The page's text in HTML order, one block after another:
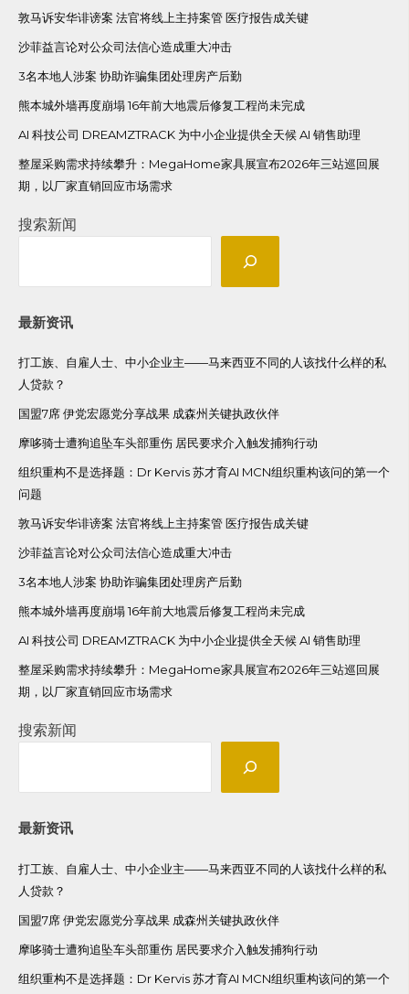
敦马诉安华诽谤案 法官将线上主持案管 医疗报告成关键
沙菲益言论对公众司法信心造成重大冲击
3名本地人涉案 协助诈骗集团处理房产后勤
熊本城外墙再度崩塌 16年前大地震后修复工程尚未完成
AI 科技公司 DREAMZTRACK 为中小企业提供全天候 AI 销售助理
整屋采购需求持续攀升：MegaHome家具展宣布2026年三站巡回展
期，以厂家直销回应市场需求
搜索新闻
最新资讯
打工族、自雇人士、中小企业主——马来西亚不同的人该找什么样的私
人贷款？
国盟7席 伊党宏愿党分享战果 成森州关键执政伙伴
摩哆骑士遭狗追坠车头部重伤 居民要求介入触发捕狗行动
组织重构不是选择题：Dr Kervis 苏才育AI MCN组织重构该问的第一个
问题
敦马诉安华诽谤案 法官将线上主持案管 医疗报告成关键
沙菲益言论对公众司法信心造成重大冲击
3名本地人涉案 协助诈骗集团处理房产后勤
熊本城外墙再度崩塌 16年前大地震后修复工程尚未完成
AI 科技公司 DREAMZTRACK 为中小企业提供全天候 AI 销售助理
整屋采购需求持续攀升：MegaHome家具展宣布2026年三站巡回展
期，以厂家直销回应市场需求
搜索新闻
最新资讯
打工族、自雇人士、中小企业主——马来西亚不同的人该找什么样的私
人贷款？
国盟7席 伊党宏愿党分享战果 成森州关键执政伙伴
摩哆骑士遭狗追坠车头部重伤 居民要求介入触发捕狗行动
组织重构不是选择题：Dr Kervis 苏才育AI MCN组织重构该问的第一个